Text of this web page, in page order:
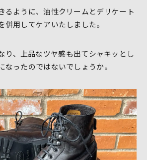
るように、油性クリームとデリケート
併用してケアいたしました。
り、上品なツヤ感も出てシャキッとし
なったのではないでしょうか。